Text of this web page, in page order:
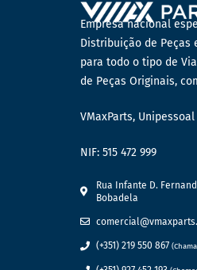
Empresa nacional
Distribuição de Peças
para todo o tipo de
de Peças Originais,
VMaxParts, Unipessoal
NIF: 515 472 999
Rua Infante D.
Bobadela
(+351) 219 550 867